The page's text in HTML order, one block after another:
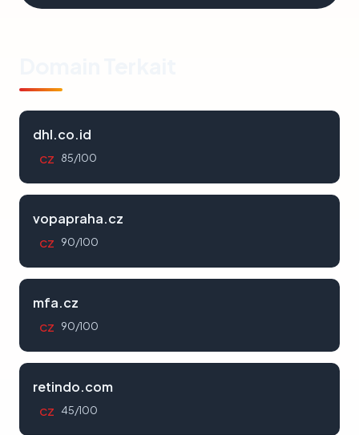
dhl.co.id
CZ 85/100
vopapraha.cz
CZ 90/100
mfa.cz
CZ 90/100
retindo.com
CZ 45/100